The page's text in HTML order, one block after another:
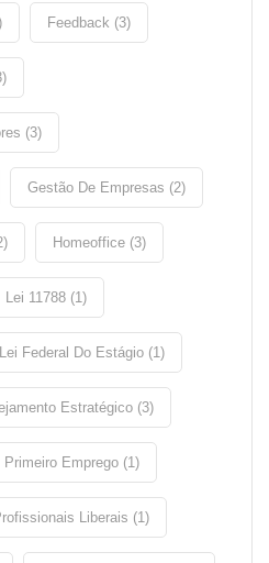
Feedback (3)
(3)
Gestão De Empresas (2)
Homeoffice (3)
Lei 11788 (1)
Lei Federal Do Estágio (1)
Estratégico (3)
Primeiro Emprego (1)
Liberais (1)